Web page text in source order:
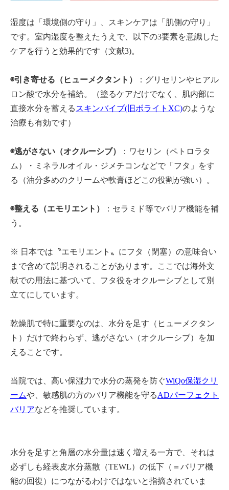
湿度は「環境側の守り」、スキンケアは「肌側の守り」
です。室内湿度を整えたうえで、以下の3要素を意識した
ケアを行うと効果的です（文献3)。
◉引き寄せる（ヒューメクタント）
：グリセリンやヒアル
ロン酸で水分を補給。（塗るケアだけでなく、肌内部に
直接水分を蓄える スキンバイブ(旧ボライトXC)のような
治療も有効です）
◉逃がさない（オクルーシブ）
：ワセリン（ペトロラタ
ム）・ミネラルオイル・ジメチコンなどで「フタ」をす
る（油分多めのクリームや軟膏ほどこの役割が強い）。
◉整える（エモリエント）
：セラミド等でバリア機能を補
う。
※ 日本では〝エモリエント〟にフタ（閉塞）の意味合い
まで含めて説明されることがあります。ここでは海外文
献での用法に基づいて、フタ役をオクルーシブとして別
立てにしています。
乾燥肌で特に重要なのは、水分を足す（ヒューメクタン
ト）だけで終わらず、逃がさない（オクルーシブ）を加
えることです。
当院では、高い保湿力で水分の蒸発を防ぐWiQo保湿クリ
ームや、敏感肌の方のバリア機能を守るADパーフェクト
バリアなどを推奨しています。
水分を足すと角層の水分量は速く増える一方で、それは
必ずしも経表皮水分蒸散（TEWL）の低下（＝バリア機
能の回復）につながるわけではないと指摘されていま